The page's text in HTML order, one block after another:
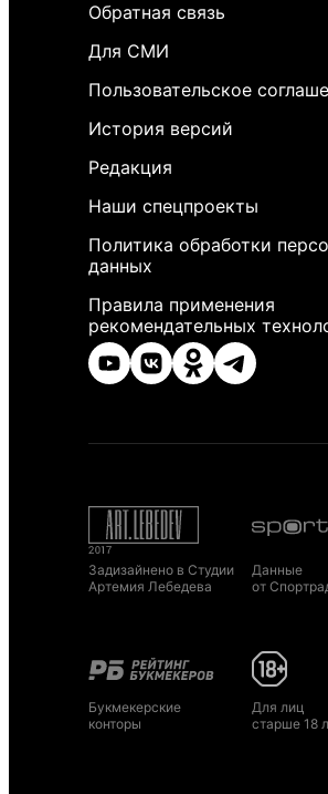
Обратная связь
Для СМИ
Пользовательское
История версий
Редакция
Наши спецпроекты
Политика обработки
данных
Правила применения
рекомендательных
Задизайнено в Студии
Артемия Лебедева
Данные
от
Букмекерские
конторы
Для лиц
старше 18